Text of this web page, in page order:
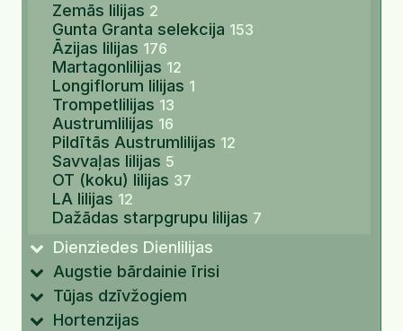
Zemās lilijas 2
Gunta Granta selekcija 153
Āzijas lilijas 176
Martagonlilijas 12
Longiflorum lilijas 1
Trompetlilijas 13
Austrumlilijas 16
Pildītās Austrumlilijas 12
Savvaļas lilijas 5
OT (koku) lilijas 37
LA lilijas 12
Dažādas starpgrupu lilijas 7
Dienziedes Dienlilijas
Augstie bārdainie īrisi
Tūjas dzīvžogiem
Hortenzijas